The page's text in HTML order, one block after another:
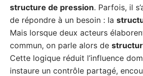
structure de pression. Parfois, il
de répondre à un besoin : la
Mais lorsque deux acteurs
commun, on parle alors de
Cette logique réduit l’influence
instaure un contrôle partagé,